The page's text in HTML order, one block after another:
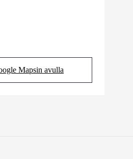
Mapsin avulla
(Aukeaa uudessa välilehdessä)